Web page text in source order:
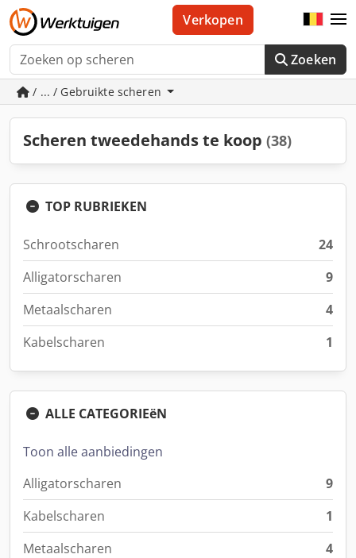
Zoeken
Verkopen
/ ... / Gebruikte scheren
Scheren tweedehands te koop (38)
TOP RUBRIEKEN
Schrootscharen
24
Alligatorscharen
9
Metaalscharen
4
Kabelscharen
1
ALLE CATEGORIEëN
Toon alle aanbiedingen
Alligatorscharen
9
Kabelscharen
1
Metaalscharen
4